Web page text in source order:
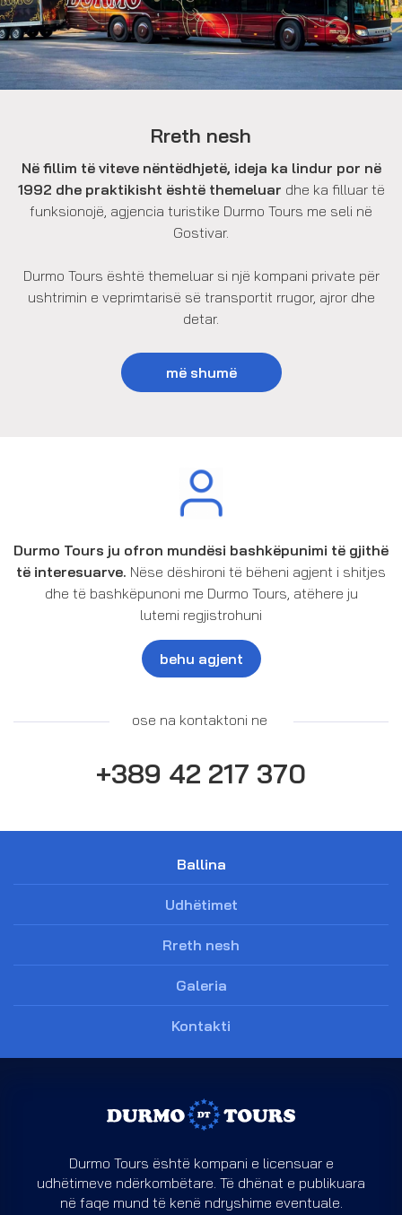
Rreth nesh
Në fillim të viteve nëntëdhjetë, ideja ka lindur por në
1992 dhe praktikisht është themeluar dhe ka filluar të
funksionojë, agjencia turistike Durmo Tours me seli në
Gostivar.
Durmo Tours është themeluar si një kompani private për
ushtrimin e veprimtarisë së transportit rrugor, ajror dhe
detar.
më shumë
Durmo Tours ju ofron mundësi bashkëpunimi të gjithë
të interesuarve. Nëse dëshironi të bëheni agjent i shitjes
dhe të bashkëpunoni me Durmo Tours, atëhere ju
lutemi regjistrohuni
behu agjent
ose na kontaktoni ne
+389 42 217 370
Ballina
Udhëtimet
Rreth nesh
Galeria
Kontakti
Durmo Tours është kompani e licensuar e
udhëtimeve ndërkombëtare. Të dhënat e publikuara
në faqe mund të kenë ndryshime eventuale.